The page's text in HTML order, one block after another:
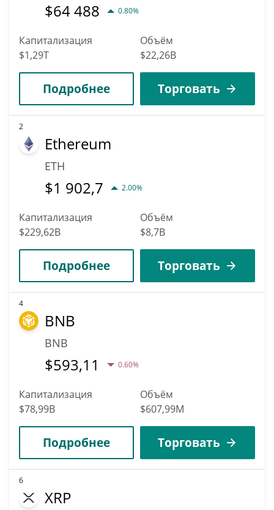
$64 488 0.80%
Капитализация
$1,29T
Объём
$22,26B
Подробнее Торговать
2
Ethereum
ETH
$1 902,7 2.00%
Капитализация
$229,62B
Объём
$8,7B
Подробнее Торговать
4
BNB
BNB
$593,11 0.60%
Капитализация
$78,99B
Объём
$607,99M
Подробнее Торговать
6
XRP